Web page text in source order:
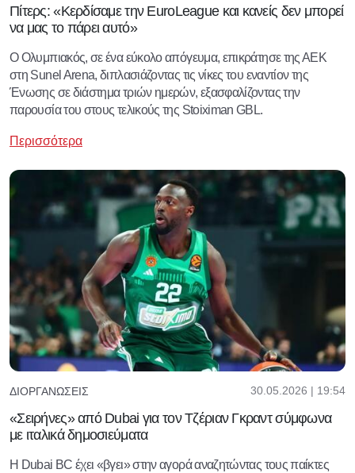
Πίτερς: «Κερδίσαμε την EuroLeague και κανείς δεν μπορεί
να μας το πάρει αυτό»
Ο Ολυμπιακός, σε ένα εύκολο απόγευμα, επικράτησε της ΑΕΚ
στη Sunel Arena, διπλασιάζοντας τις νίκες του εναντίον της
Ένωσης σε διάστημα τριών ημερών, εξασφαλίζοντας την
παρουσία του στους τελικούς της Stoiximan GBL.
Περισσότερα
ΔΙΟΡΓΑΝΏΣΕΙΣ 30.05.2026 | 19:54
«Σειρήνες» από Dubai για τον Τζέριαν Γκραντ σύμφωνα
με ιταλικά δημοσιεύματα
H Dubai BC έχει «βγει» στην αγορά αναζητώντας τους παίκτες